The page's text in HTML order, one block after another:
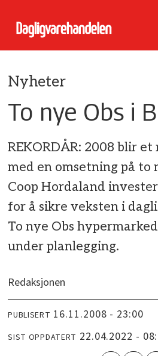
Nyheter
To nye Obs i
REKORDÅR: 2008 blir
med en omsetning på to
Coop Hordaland
for å sikre veksten i
To nye Obs
under planlegging.
Redaksjonen
PUBLISERT 16.11.2008 - 23:00
SIST OPPDATERT 22.04.2022 -